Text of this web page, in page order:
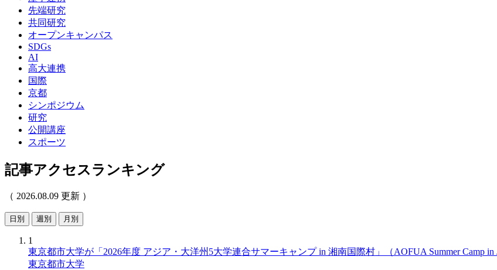
先端研究
共同研究
オープンキャンパス
SDGs
AI
高大連携
国際
京都
シンポジウム
研究
公開講座
スポーツ
記事アクセスランキング
（ 2026.08.09 更新 ）
日別 週別 月別
1
東京都市大学が「2026年度 アジア・大洋州5大学連合サマーキャンプ in 湘南国際村」（AOFUA Summer Camp
東京都市大学